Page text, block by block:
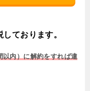
ております。
内）に解約をすれば違